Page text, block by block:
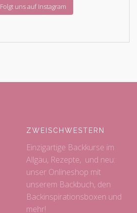
Folgt uns auf Instagram
ZWEISCHWESTERN
Einzigartige Backkurse im
Allgäu, Rezepte, und neu:
unser Onlineshop mit
unserem Backbuch, den
Backinspirationsboxen und
mehr!